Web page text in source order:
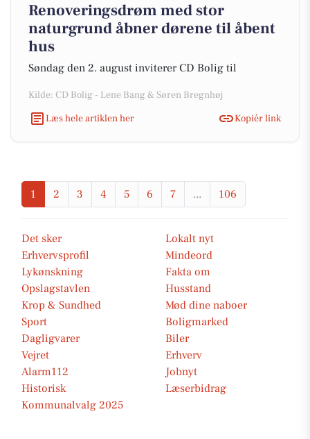
Renoveringsdrøm med stor
naturgrund åbner dørene til åbent
hus
Søndag den 2. august inviterer CD Bolig til
Kilde: CD Bolig - Lene Bang & Søren Bregnhøj
Læs hele artiklen her
Kopiér link
1 2 3 4 5 6 7 ... 106
Det sker
Lokalt nyt
Erhvervsprofil
Mindeord
Lykønskning
Fakta om
Opslagstavlen
Husstand
Krop & Sundhed
Mød dine naboer
Sport
Boligmarked
Dagligvarer
Biler
Vejret
Erhverv
Alarm112
Jobnyt
Historisk
Læserbidrag
Kommunalvalg 2025